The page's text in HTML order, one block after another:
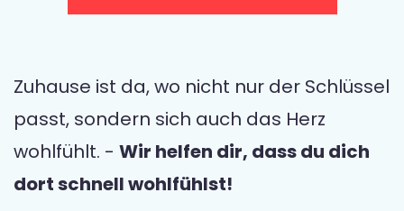
Zuhause ist da, wo nicht nur der Schlüssel
passt, sondern sich auch das Herz
wohlfühlt. - Wir helfen dir, dass du dich
dort schnell wohlfühlst!